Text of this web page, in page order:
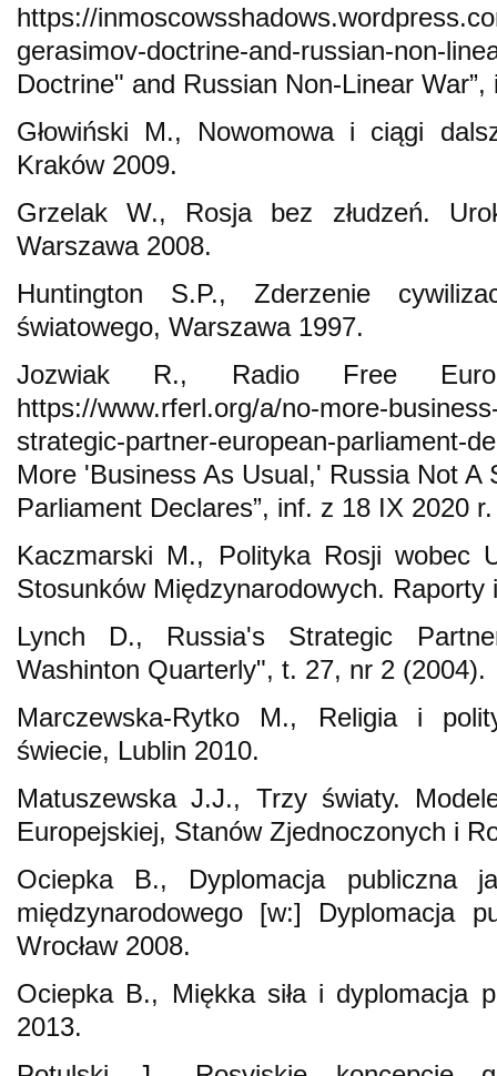
https://
gerasimov-doctrine-and-russian-non-
Doctrine" and Russian Non-Linear
Głowiński M., Nowomowa i ciągi
Kraków 2009.
Grzelak W., Rosja bez złudzeń.
Warszawa 2008.
Huntington S.P., Zderzenie
światowego, Warszawa 1997.
Jozwiak R., Radio Free
https://www.rferl.org/a/no-more-
strategic-partner-european-parliament-
More 'Business As Usual,' Russia Not A
Parliament Declares”, inf. z 18 IX 2020 r.
Kaczmarski M., Polityka Rosji wobec
Stosunków Międzynarodowych. Raporty
Lynch D., Russia's Strategic
Washinton Quarterly", t. 27, nr 2 (2004).
Marczewska-Rytko M., Religia i
świecie, Lublin 2010.
Matuszewska J.J., Trzy światy.
Europejskiej, Stanów Zjednoczonych i
Ociepka B., Dyplomacja publiczna
międzynarodowego [w:] Dyplomacja
Wrocław 2008.
Ociepka B., Miękka siła i dyplomacja
2013.